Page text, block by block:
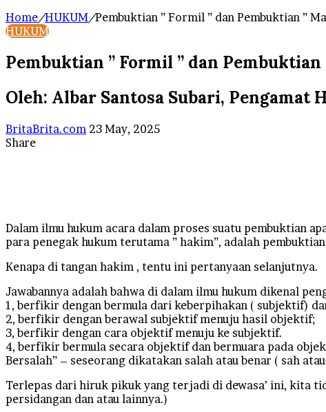
Home/HUKUM/Pembuktian ” Formil ” dan Pembuktian ”
HUKUM
Pembuktian ” Formil ” dan Pembuktian
Oleh: Albar Santosa Subari, Pengamat
BritaBrita.com Send
23 May, 2025
Share
Dalam ilmu hukum acara dalam proses suatu pembuktian
para penegak hukum terutama ” hakim”, adalah
Kenapa di tangan hakim , tentu ini pertanyaan selanjutnya.
Jawabannya adalah bahwa di dalam ilmu hukum dikenal
1, berfikir dengan bermula dari keberpihakan ( subjektif)
2, berfikir dengan berawal subjektif menuju hasil objektif;
3, berfikir dengan cara objektif menuju ke subjektif.
4, berfikir bermula secara objektif dan bermuara pada
Bersalah” – seseorang dikatakan salah atau benar ( sah
Terlepas dari hiruk pikuk yang terjadi di dewasa’ ini, kita
persidangan dan atau lainnya.)